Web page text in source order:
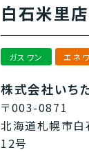
白石米里店
ガスワン エネ
株式会社いち
〒003-0871
北海道札幌市
12号